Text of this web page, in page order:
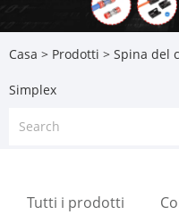
Casa > Prodotti > Spina del
Simplex
Tutti i prodotti